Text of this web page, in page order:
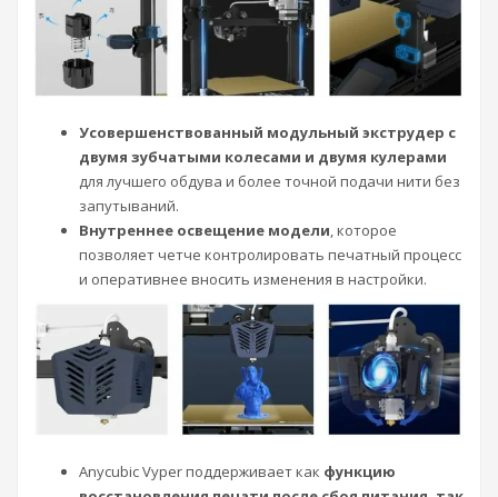
Усовершенствованный модульный экструдер с
двумя зубчатыми колесами и двумя кулерами
для лучшего обдува и более точной подачи нити без
запутываний.
Внутреннее освещение модели, которое
позволяет четче контролировать печатный процесс
и оперативнее вносить изменения в настройки.
Anycubic Vyper поддерживает как функцию